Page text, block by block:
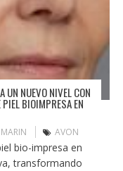
UN NUEVO NIVEL CON
BIOIMPRESA EN
AVON
bio-impresa en
transformando